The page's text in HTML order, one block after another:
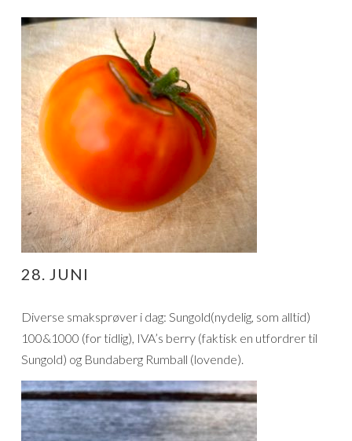
28. JUNI
Diverse smaksprøver i dag: Sungold(nydelig, som alltid)
100&1000 (for tidlig), IVA’s berry (faktisk en utfordrer til
Sungold) og Bundaberg Rumball (lovende).